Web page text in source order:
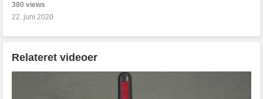
380 views
22. juni 2020
Relateret videoer